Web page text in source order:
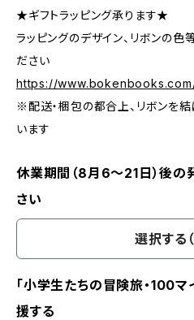
★ギフトラッピング承ります★
ラッピングのデザイン、リボンの
ださい
https://
※配送・梱包の都合上、リボンを
います
休業期間（8月6〜21日）後
さい
選択する
「小学生たちの冒険旅・100マ
援する